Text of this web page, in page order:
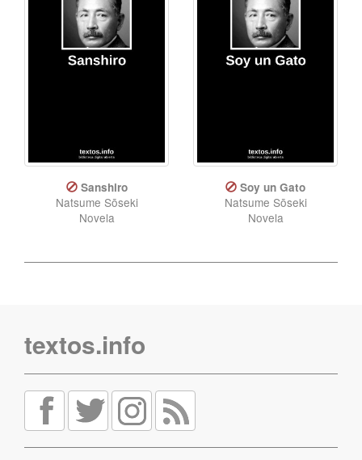
Sanshiro
Natsume Sōseki
Novela
Soy un Gato
Natsume Sōseki
Novela
textos.info